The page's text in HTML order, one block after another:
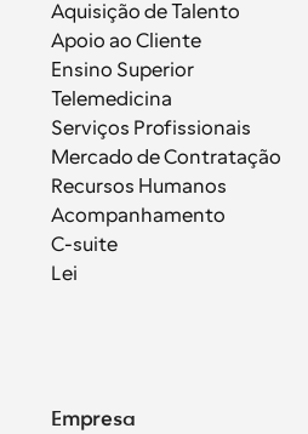
Aquisição de Talento
Apoio ao Cliente
Ensino Superior
Telemedicina
Serviços Profissionais
Mercado de Contratação
Recursos Humanos
Acompanhamento
C-suite
Lei
Empresa